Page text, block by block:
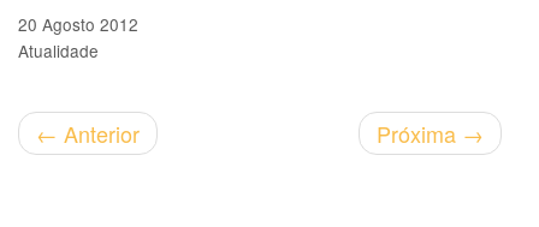
20 Agosto 2012
Atualidade
← Anterior Próxima →